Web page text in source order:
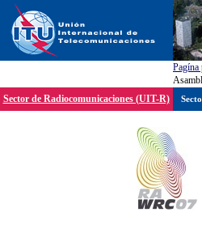
Pagína
Sector de Radiocomunicaciones (UIT-R)